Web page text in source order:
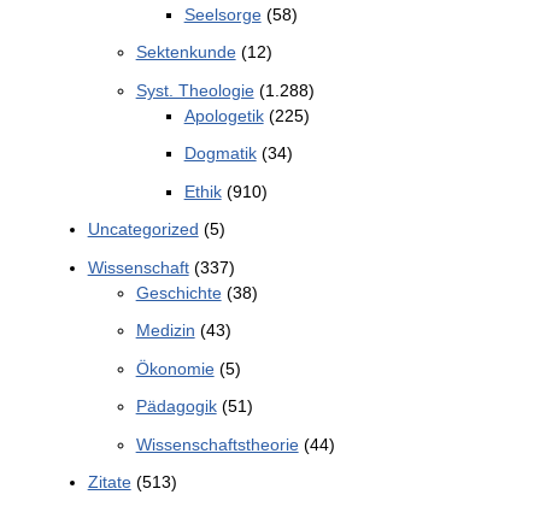
Seelsorge(58)
Sektenkunde(12)
Syst. Theologie(1.288)
Apologetik(225)
Dogmatik(34)
Ethik(910)
Uncategorized (5)
Wissenschaft(337)
Geschichte(38)
Medizin (43)
Ökonomie(5)
Pädagogik(51)
Wissenschaftstheorie(44)
Zitate(513)